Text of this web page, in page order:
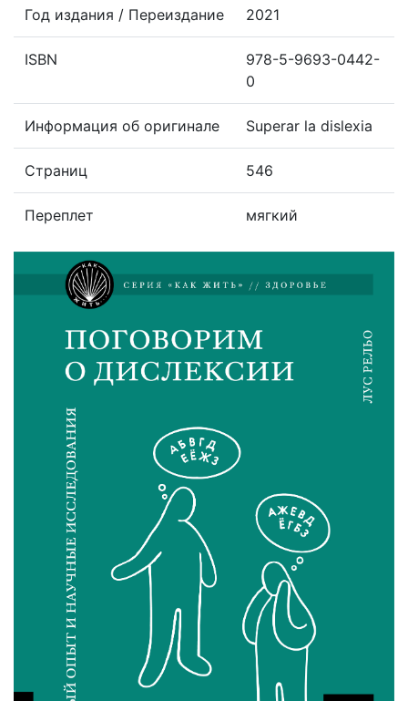
Год издания / Переиздание 2021
ISBN
978-5-9693-0442-
0
Информация об оригинале Superar la dislexia
Страниц 546
Переплет мягкий